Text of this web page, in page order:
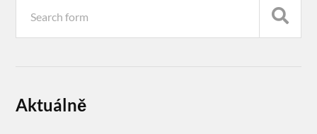
Aktuálně